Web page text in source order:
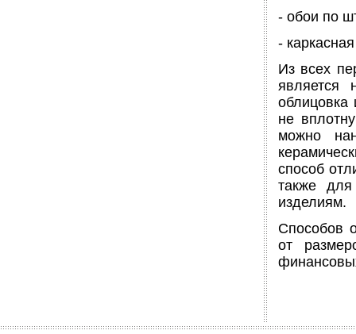
- обои по
-
Из всех
является
облицовка
не
можно
способ
также
изделиям.
Способов
от